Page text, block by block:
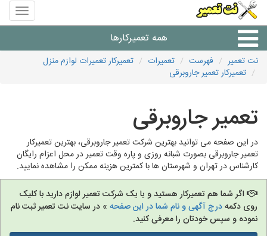
منوی
سایت
تعمیر
همه تعمیرکارها
شرکت های تعمیرات لوازم
نت تعمیر فهرست تعمیرات
تعمیرکار تعمیرات لوازم منزل
تعمیرکار تعمیر جاروبرقی
تعمیر جاروبرقی
در این صفحه می توانید بهترین شرکت تعمیر جاروبرقی، بهترین تعمیرکار
تعمیر جاروبرقی بصورت شبانه روزی و پاره وقت تعمیر در محل اعزام رایگان
کارشناس در تهران و شهرستان ها با کمترین هزینه ممکن را مشاهده نمایید.
اگر شما هم تعمیرکار هستید و یا یک شرکت تعمیر لوازم دارید با کلیک
روی دکمهدرج آگهی و نام شما در این صفحه » در سایت نت تعمیر ثبت نام
نموده و سپس خودتان را معرفی کنید.